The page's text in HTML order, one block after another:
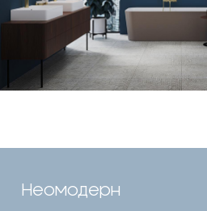
Неомодерн